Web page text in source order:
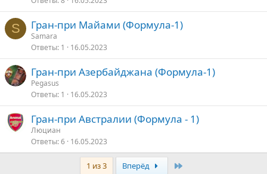
S Гран-при Майами (Формула-1)
Samara
Ответы 1 16.05.2023
Гран-при Азербайджана (Формула-1)
Pegasus
Ответы 1 16.05.2023
Гран-при Австралии (Формула - 1)
Люциан
Ответы 6 16.05.2023
1 из 3 Вперёд